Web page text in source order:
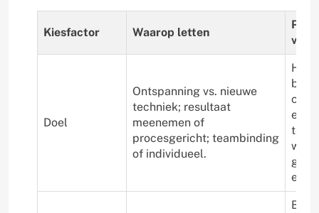
Kiesfactor Waarop letten
Doel
Ontspanning vs. nieuwe
techniek; resultaat
meenemen of
procesgericht; team­binding
of individueel.